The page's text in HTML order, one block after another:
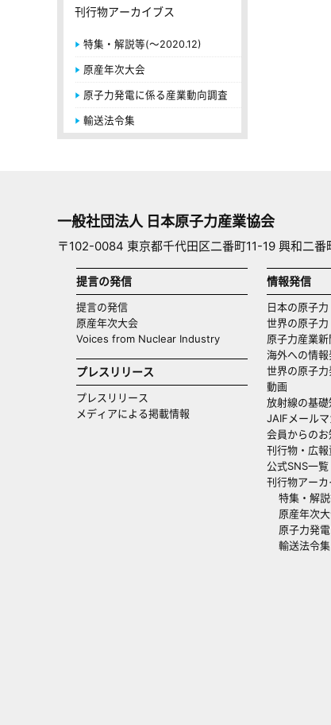
刊行物アーカイブス
特集・解説等(～2020.12)
原産年次大会
原子力発電に係る産業動向調査
輸送法令集
一般社団法人 日本原子力産業協会
〒102-0084 東京都千代田区二番町11-19 興和二番
提言の発信
提言の発信
原産年次大会
Voices from Nuclear Industry
プレスリリース
プレスリリース
メディアによる掲載情報
情報発信
日本の原子力
世界の原子力
原子力産業新
海外への情報
世界の原子
動画
放射線の基礎
JAIFメール
会員からの
刊行物・広報
公式SNS一覧
刊行物アーカ
特集・解
原産年次
原子力発
輸送法令集